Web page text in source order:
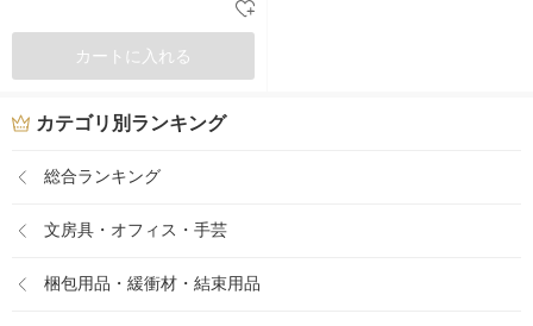
カートに入れる
カテゴリ別ランキング
総合ランキング
文房具・オフィス・手芸
梱包用品・緩衝材・結束用品